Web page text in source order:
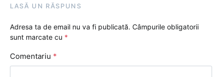
LASĂ UN RĂSPUNS
Adresa ta de email nu va fi publicată. Câmpurile obligatorii
sunt marcate cu *
Comentariu *